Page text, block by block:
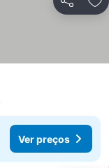
Partilhar
Ver preços